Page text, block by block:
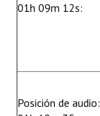
01h 09m 12s:
Posición de audio: